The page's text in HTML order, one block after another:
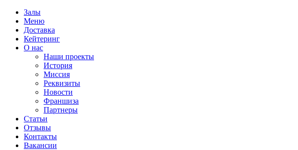
Залы
Меню
Доставка
Кейтеринг
О нас
Наши проекты
История
Миссия
Реквизиты
Новости
Франшиза
Партнеры
Статьи
Отзывы
Контакты
Вакансии